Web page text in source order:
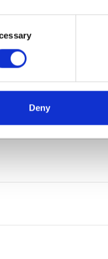
Deny